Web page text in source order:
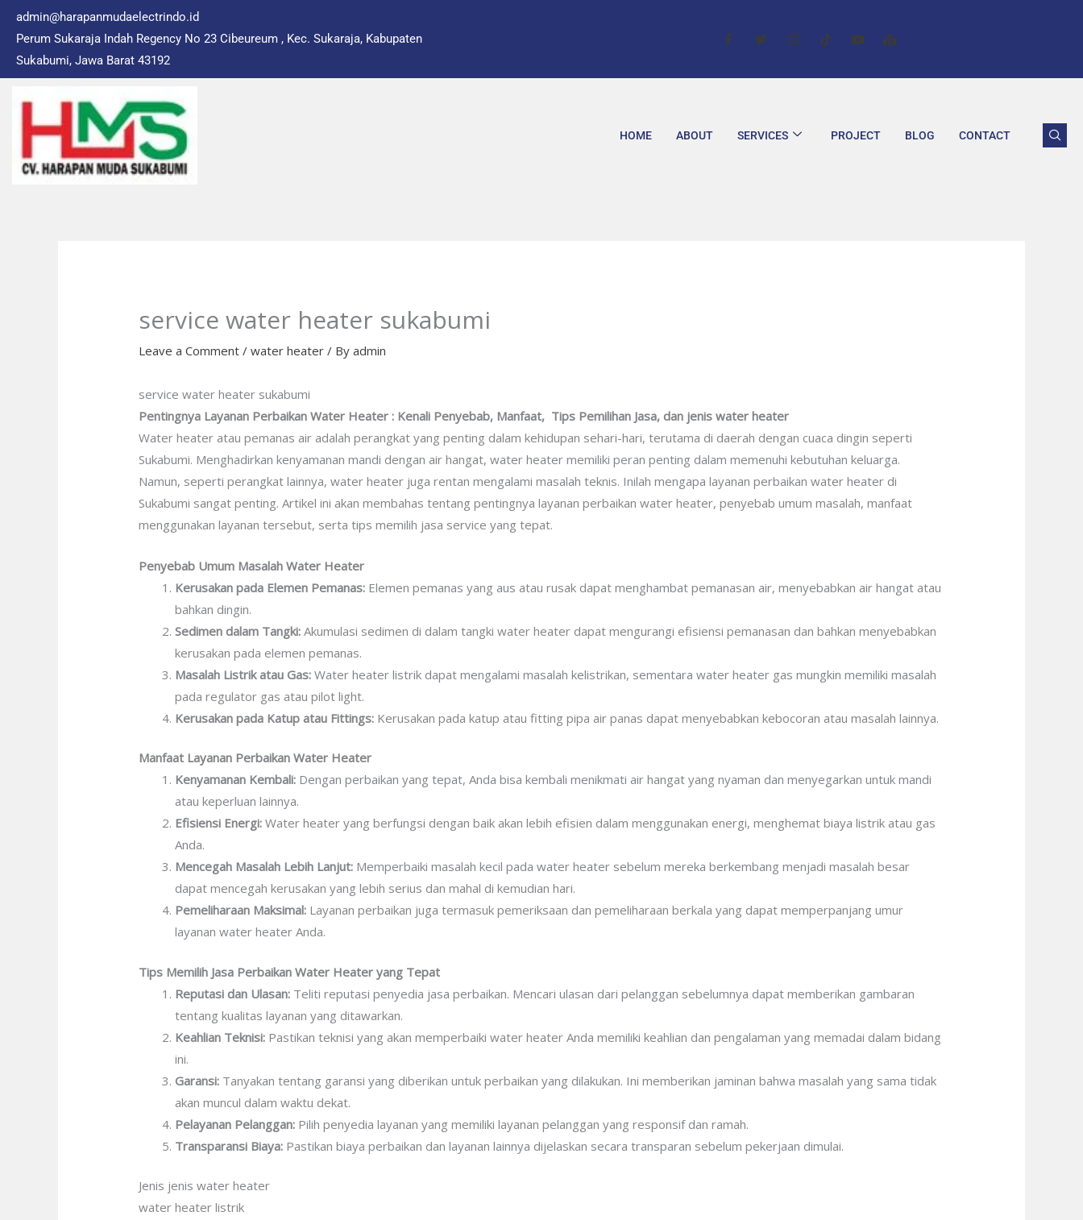
content
admin@harapanmudaelectrindo.id
Perum Sukaraja Indah Regency No 23 Cibeureum , Kec. Sukaraja, Kabupaten
Sukabumi, Jawa Barat 43192
HOME ABOUT SERVICES PROJECT BLOG CONTACT
service water heater sukabumi
Leave a Comment /water heater / Byadmin
service water heater sukabumi
Pentingnya Layanan Perbaikan Water Heater : Kenali Penyebab, Manfaat, Tips Pemilihan Jasa, dan jenis water heater
Water heater atau pemanas air adalah perangkat yang penting dalam kehidupan sehari-hari, terutama di daerah dengan cuaca dingin seperti
Sukabumi. Menghadirkan kenyamanan mandi dengan air hangat, water heater memiliki peran penting dalam memenuhi kebutuhan keluarga.
Namun, seperti perangkat lainnya, water heater juga rentan mengalami masalah teknis. Inilah mengapa layanan perbaikan water heater di
Sukabumi sangat penting. Artikel ini akan membahas tentang pentingnya layanan perbaikan water heater, penyebab umum masalah, manfaat
menggunakan layanan tersebut, serta tips memilih jasa service yang tepat.
Penyebab Umum Masalah Water Heater
Kerusakan pada Elemen Pemanas: Elemen pemanas yang aus atau rusak dapat menghambat pemanasan air, menyebabkan air hangat atau
bahkan dingin.
Sedimen dalam Tangki: Akumulasi sedimen di dalam tangki water heater dapat mengurangi efisiensi pemanasan dan bahkan menyebabkan
kerusakan pada elemen pemanas.
Masalah Listrik atau Gas: Water heater listrik dapat mengalami masalah kelistrikan, sementara water heater gas mungkin memiliki masalah
pada regulator gas atau pilot light.
Kerusakan pada Katup atau Fittings: Kerusakan pada katup atau fitting pipa air panas dapat menyebabkan kebocoran atau masalah lainnya.
Manfaat Layanan Perbaikan Water Heater
Kenyamanan Kembali: Dengan perbaikan yang tepat, Anda bisa kembali menikmati air hangat yang nyaman dan menyegarkan untuk mandi
atau keperluan lainnya.
Efisiensi Energi: Water heater yang berfungsi dengan baik akan lebih efisien dalam menggunakan energi, menghemat biaya listrik atau gas
Anda.
Mencegah Masalah Lebih Lanjut: Memperbaiki masalah kecil pada water heater sebelum mereka berkembang menjadi masalah besar
dapat mencegah kerusakan yang lebih serius dan mahal di kemudian hari.
Pemeliharaan Maksimal: Layanan perbaikan juga termasuk pemeriksaan dan pemeliharaan berkala yang dapat memperpanjang umur
layanan water heater Anda.
Tips Memilih Jasa Perbaikan Water Heater yang Tepat
Reputasi dan Ulasan: Teliti reputasi penyedia jasa perbaikan. Mencari ulasan dari pelanggan sebelumnya dapat memberikan gambaran
tentang kualitas layanan yang ditawarkan.
Keahlian Teknisi: Pastikan teknisi yang akan memperbaiki water heater Anda memiliki keahlian dan pengalaman yang memadai dalam bidang
ini.
Garansi: Tanyakan tentang garansi yang diberikan untuk perbaikan yang dilakukan. Ini memberikan jaminan bahwa masalah yang sama tidak
akan muncul dalam waktu dekat.
Pelayanan Pelanggan: Pilih penyedia layanan yang memiliki layanan pelanggan yang responsif dan ramah.
Transparansi Biaya: Pastikan biaya perbaikan dan layanan lainnya dijelaskan secara transparan sebelum pekerjaan dimulai.
Jenis jenis water heater
water heater listrik